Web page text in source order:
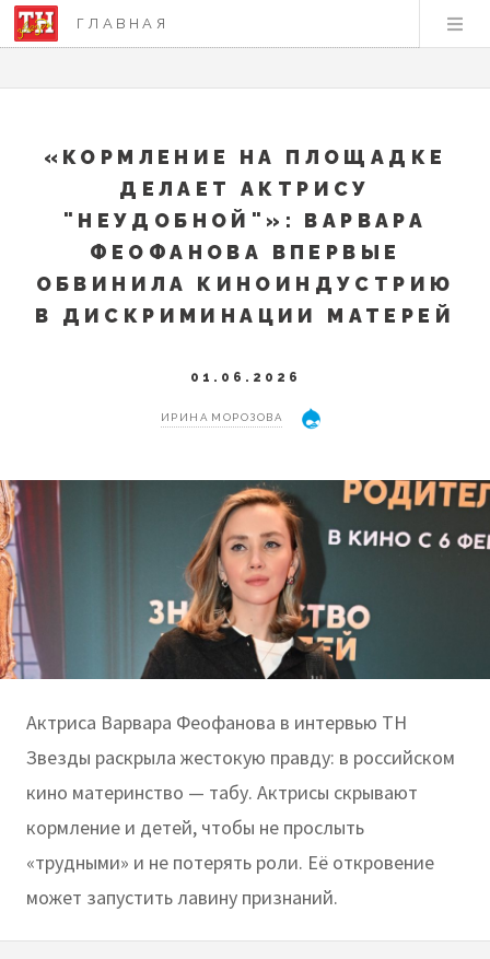
ГЛАВНАЯ
«КОРМЛЕНИЕ НА ПЛОЩАДКЕ
ДЕЛАЕТ АКТРИСУ
"НЕУДОБНОЙ"»: ВАРВАРА
ФЕОФАНОВА ВПЕРВЫЕ
ОБВИНИЛА КИНОИНДУСТРИЮ
В ДИСКРИМИНАЦИИ МАТЕРЕЙ
01.06.2026
ИРИНА МОРОЗОВА
Актриса Варвара Феофанова в интервью ТН
Звезды раскрыла жестокую правду: в российском
кино материнство — табу. Актрисы скрывают
кормление и детей, чтобы не прослыть
«трудными» и не потерять роли. Её откровение
может запустить лавину признаний.